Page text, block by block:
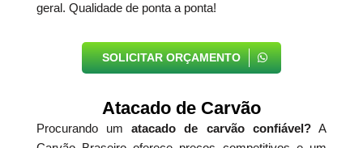
geral. Qualidade de ponta a ponta!
SOLICITAR ORÇAMENTO
Atacado de Carvão
Procurando umatacado de carvão confiável?A